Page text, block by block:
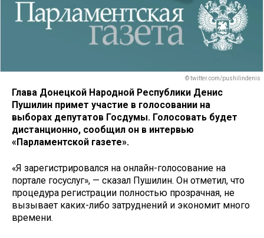
© twitter.com/pushilindenis
Глава Донецкой Народной Республики Денис
Пушилин примет участие в голосовании на
выборах депутатов Госдумы. Голосовать будет
дистанционно, сообщил он в интервью
«Парламентской газете».
«Я зарегистрировался на онлайн-голосование на
портале госуслуг», — сказал Пушилин. Он отметил, что
процедура регистрации полностью прозрачная, не
вызывает каких-либо затруднений и экономит много
времени.